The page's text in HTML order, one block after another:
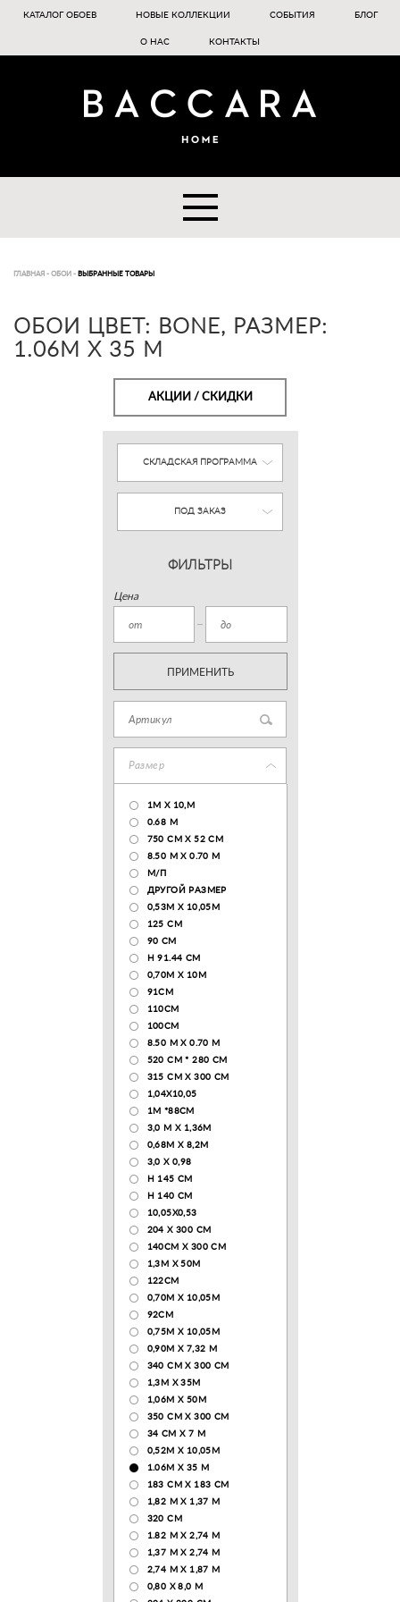
КАТАЛОГ ОБОЕВ НОВЫЕ КОЛЛЕКЦИИ СОБЫТИЯ БЛОГ
О НАС КОНТАКТЫ
ГЛАВНАЯ - ОБОИ - ВЫБРАННЫЕ ТОВАРЫ
ОБОИ ЦВЕТ: BONE, РАЗМЕР:
1.06M X 35 M
АКЦИИ / СКИДКИ
СКЛАДСКАЯ ПРОГРАММА
ПОД ЗАКАЗ
ФИЛЬТРЫ
Цена
ПРИМЕНИТЬ
Размер
1М Х 10,М
0.68 M
750 CM X 52 CM
8.50 М X 0.70 М
М/П
ДРУГОЙ РАЗМЕР
0,53М Х 10,05М
125 CM
90 СМ
H 91.44 CM
0,70М Х 10М
91СМ
110CM
100CM
8.50 M X 0.70 M
520 СМ * 280 СМ
315 CM X 300 CM
1,04X10,05
1М *88СМ
3,0 М Х 1,36М
0,68М Х 8,2М
3,0 Х 0,98
H 145 CM
H 140 CM
10,05Х0,53
204 Х 300 СМ
140CM X 300 CM
1,3М Х 50М
122СМ
0,70М Х 10,05М
92CM
0,75М Х 10,05М
0,90М Х 7,32 М
340 CM X 300 CM
1,3M X 35M
1,06M X 50M
350 CM X 300 CM
34 CM X 7 M
0,52М Х 10,05М
1.06M X 35 M
183 СМ Х 183 СМ
1,82 М Х 1,37 М
320 CM
1.82 М Х 2,74 М
1,37 М Х 2,74 М
2,74 М Х 1,87 М
0,80 Х 8,0 М